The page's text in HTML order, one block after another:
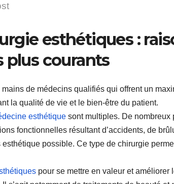
esthétiques :
plus courants
mains de médecins qualifiés qui offrent un
la qualité de vie et le bien-être du patient.
esthétique sont multiples. De nombreux
fonctionnelles résultant d’accidents, de
possible. Ce type de chirurgie
pour se mettre en valeur et améliorer